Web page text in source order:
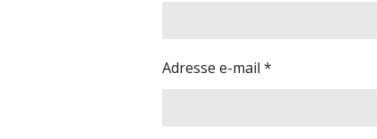
Adresse e-mail *